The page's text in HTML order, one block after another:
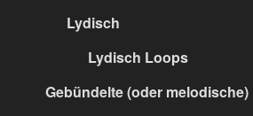
Lydisch
Lydisch Loops
Gebündelte (oder